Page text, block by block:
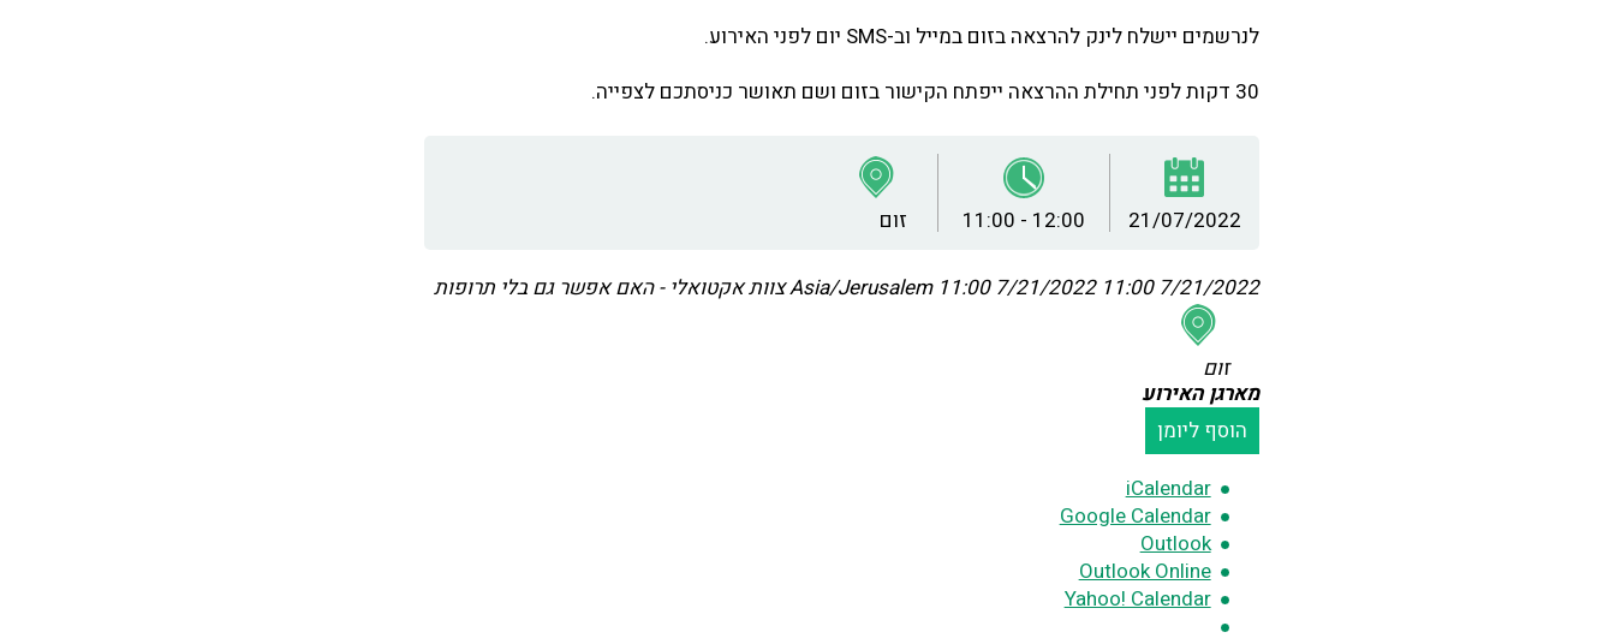
לנרשמים יישלח לינק להרצאה בזום במייל וב-SMS יום לפני האירוע.
30 דקות לפני תחילת ההרצאה ייפתח הקישור בזום ושם תאושר כניסתכם לצפייה.
21/07/2022
11:00 - 12:00 זום
7/21/2022 11:00
7/21/2022 11:00
Asia/Jerusalemצוות אקטואלי - האם אפשר גם בלי תרופות
זום
מארגן האירוע
הוסף ליומן
iCalendar
Google Calendar
Outlook
Outlook Online
Yahoo! Calendar